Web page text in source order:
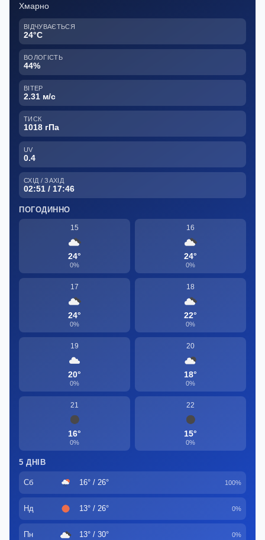
Хмарно
ВІДЧУВАЄТЬСЯ
24°C
ВОЛОГІСТЬ
44%
ВІТЕР
2.31 м/с
ТИСК
1018 гПа
UV
0.4
СХІД / ЗАХІД
02:51 / 17:46
ПОГОДИННО
15
24°
0%
16
24°
0%
17
24°
0%
18
22°
0%
19
20°
0%
20
18°
0%
21
16°
0%
22
15°
0%
5 ДНІВ
Сб 16° / 26° 100%
Нд 13° / 26° 0%
Пн 13° / 30° 0%